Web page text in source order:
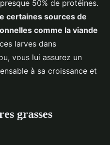
50% de protéines.
certaines sources de
comme la viande
larves dans
vous lui assurez un
à sa croissance et
grasses